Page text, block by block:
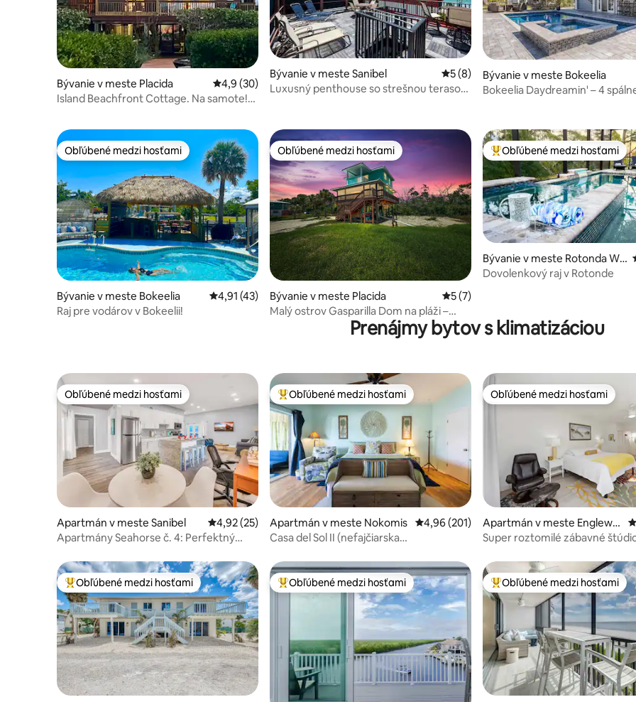
Bývanie v meste Placida Priemerné ohodnotenie 4,9 z 5, počet hodnotení: 30
4,9 (30)
Island Beachfront Cottage. Na samote!
Bývanie v meste Sanibel Priemerné ohodnotenie 5 z 5, počet
5 (8)
Luxusný penthouse so strešnou terasou!
Bývanie v meste Bokeelia
Bokeelia Daydreamin' – 4
Obľúbené medzi hosťami
Obľúbené medzi hosťami
Bývanie v meste Bokeelia Priemerné ohodnotenie 4,91 z 5, počet hodnotení: 43
4,91 (43)
Raj pre vodárov v Bokeelii!
Obľúbené medzi hosťami
Obľúbené medzi hosťami
Bývanie v meste Placida Priemerné ohodnotenie 5 z 5, počet
5 (7)
Malý ostrov Gasparilla Dom na pláži –
vhodné pre psov
Najobľúbenejšie medzi hosťami
Obľúbené medzi hosťami
Bývanie v meste Rotonda We
st
Dovolenkový raj v Rotonde
Prenájmy bytov s klimatizáciou
Obľúbené medzi hosťami
Obľúbené medzi hosťami
Apartmán v meste Sanibel Priemerné ohodnotenie 4,92 z 5, počet hodnotení: 25
4,92 (25)
Apartmány Seahorse č. 4: Perfektný
Najobľúbenejšie medzi hosťami
Obľúbené medzi hosťami
Apartmán v meste Nokomis Priemerné ohodnotenie 4,96 z 5, počet
4,96 (201)
Casa del Sol II (nefajčiarska
Obľúbené medzi hosťami
Obľúbené medzi hosťami
Apartmán v meste Englewo
od
Super roztomilé zábavné
Najobľúbenejšie medzi hosťami
Obľúbené medzi hosťami Najobľúbenejšie medzi hosťami
Obľúbené medzi hosťami Najobľúbenejšie medzi hosťami
Obľúbené medzi hosťami